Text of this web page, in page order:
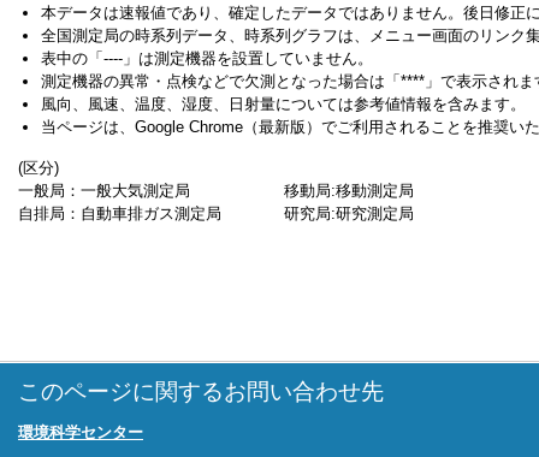
本データは速報値であり、確定したデータではありません。後日修正
全国測定局の時系列データ、時系列グラフは、メニュー画面のリンク
表中の「----」は測定機器を設置していません。
測定機器の異常・点検などで欠測となった場合は「****」で表示されま
風向、風速、温度、湿度、日射量については参考値情報を含みます。
当ページは、Google Chrome（最新版）でご利用されることを推奨い
(区分)
一般局：一般大気測定局 移動局:移動測定局
自排局：自動車排ガス測定局 研究局:研究測定局
このページに関するお問い合わせ先
環境科学センター